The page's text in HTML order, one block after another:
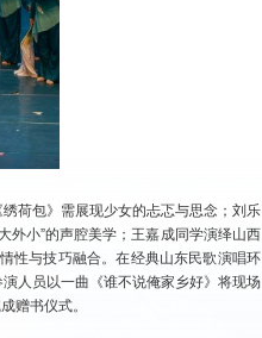
荷包》需展现少女的忐忑与思念；刘乐
外小”的声腔美学；王嘉成同学演绎山西
性与技巧融合。在经典山东民歌演唱环
人员以一曲《谁不说俺家乡好》将现场
赠书仪式。